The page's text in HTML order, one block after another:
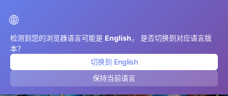
🌐
检测到您的浏览器语言可能是 English， 是否切换到对应语言版
本？
切换到 English
保持当前语言
【这就是ChatGPT】了解原理让